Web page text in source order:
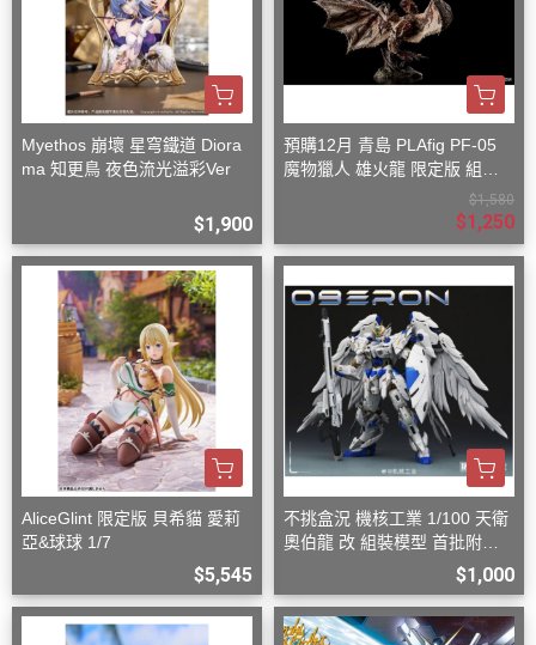
Myethos 崩壞 星穹鐵道 Diora
ma 知更鳥 夜色流光溢彩Ver
$1,900
預購12月 青島 PLAfig PF-05
魔物獵人 雄火龍 限定版 組裝
$1,580
$1,250
AliceGlint 限定版 貝希貓 愛莉
亞&球球 1/7
$5,545
不挑盒況 機核工業 1/100 天衛
奧伯龍 改 組裝模型 首批附特
$1,000